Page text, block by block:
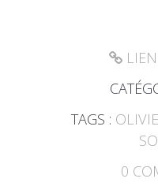
LIEN
TAGS :
0